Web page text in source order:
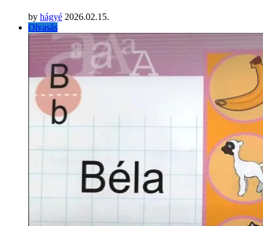
by hágyé 2026.02.15.
Olvasás